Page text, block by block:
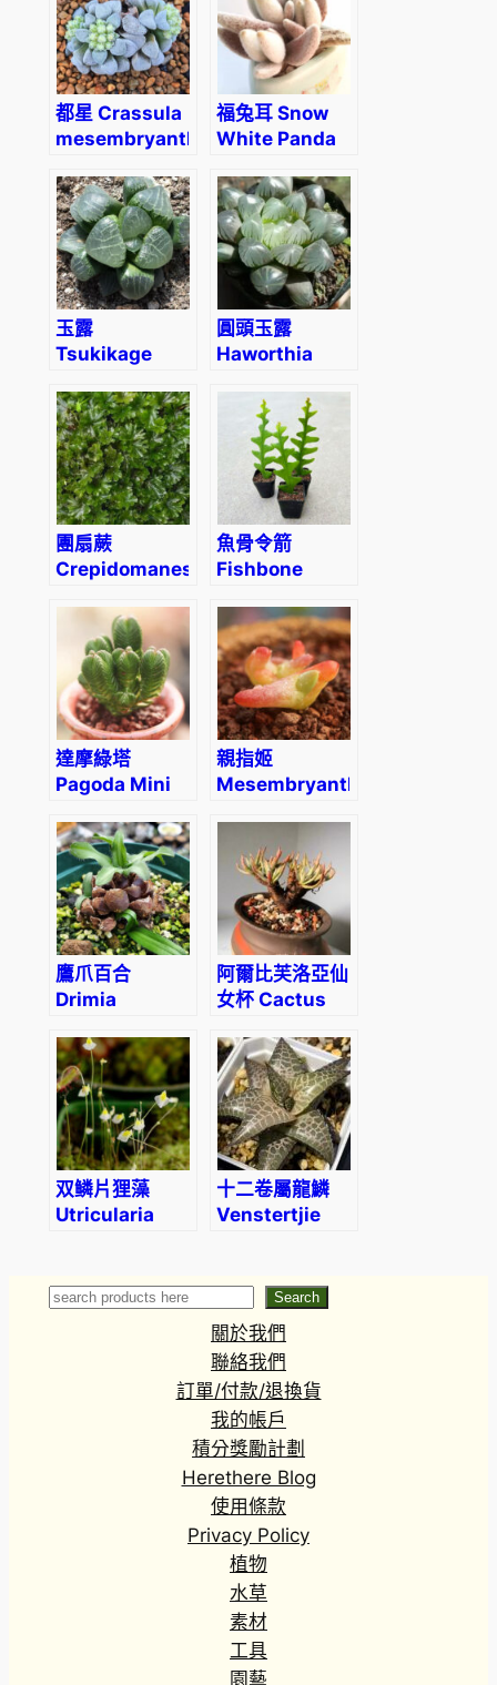
都星 Crassula
mesembryanthemopsis
福兔耳 Snow
White Panda
(Kalanchoe
eriophylla) (直
徑2-4cm)
玉露
Tsukikage
cooperi)
圓頭玉露
Haworthia
pilifera
團扇蕨
Crepidomanes
魚骨令箭
Fishbone
(Epiphyllum
anguliger)
達摩綠塔
Pagoda Mini
(Crassula
quadrangularis)
(直徑4-6cm)
親指姬
Mesembryanthemum
(Dactylopsis
digitata)
鷹爪百合
Drimia
阿爾比芙洛亞仙
女杯 Cactus
(Dudleya
albiflora)
双鳞片狸藻
Utricularia
十二卷屬龍鱗
Venstertjie
tessellata
Search Search
關於我們
聯絡我們
訂單/付款/退換貨
我的帳戶
積分獎勵計劃
Herethere Blog
使用條款
Privacy Policy
植物
水草
素材
工具
園藝